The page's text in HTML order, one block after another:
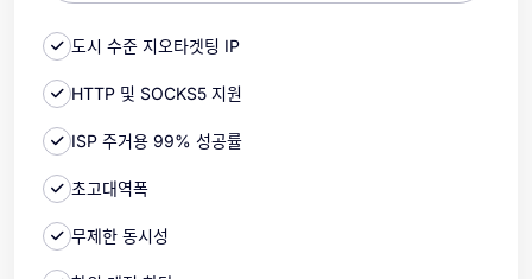
도시 수준 지오타겟팅 IP
HTTP 및 SOCKS5 지원
ISP 주거용 99% 성공률
초고대역폭
무제한 동시성